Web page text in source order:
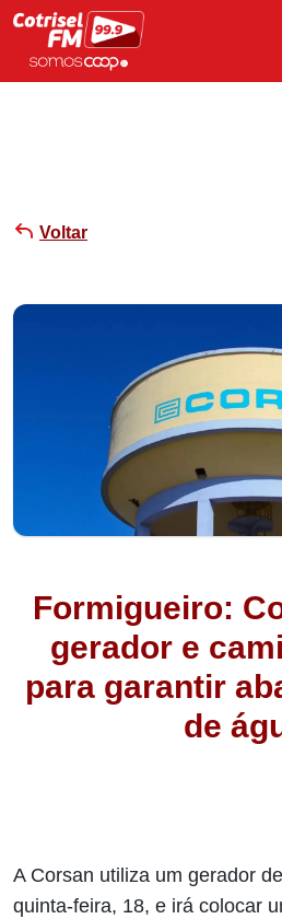
Voltar
Formigueiro:
gerador e
para garantir
de
A Corsan utiliza um gerador
quinta-feira, 18, e irá colocar